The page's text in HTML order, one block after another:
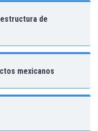
de
mexicanos